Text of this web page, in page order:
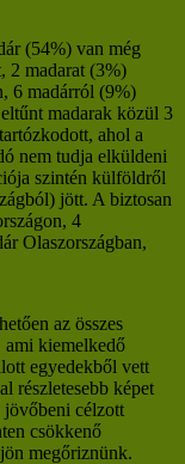
(54%) van még
2 madarat (3%)
6 madárról (9%)
madarak közül 3
ahol a
nem tudja elküldeni
szintén külföldről
jött. A biztosan
4
Olaszországban,
az összes
ami kiemelkedő
egyedekből vett
részletesebb képet
jövőbeni célzott
csökkenő
megőriznünk.